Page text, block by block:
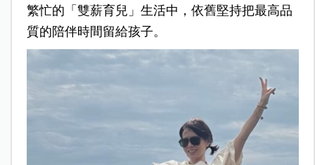
繁忙的「雙薪育兒」生活中，依舊堅持把最高品
質的陪伴時間留給孩子。